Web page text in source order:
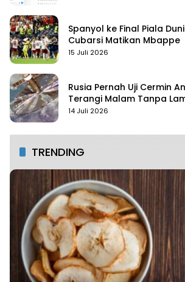
Spanyol ke Final Piala
Cubarsi Matikan Mbappe
15 Juli 2026
Rusia Pernah Uji Cermin
Terangi Malam Tanpa
14 Juli 2026
TRENDING